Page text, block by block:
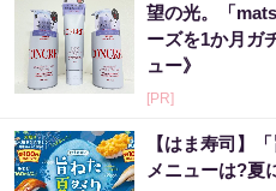
望の光。「
ーズを1か月ガ
ュー》
[PR]
【はま寿司】
メニューは?夏